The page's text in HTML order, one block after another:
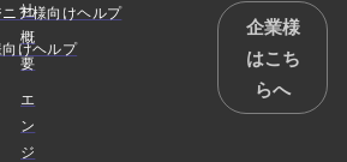
社
概
要
エ
ン
ジ
ニア様向けヘルプ
けヘルプ
企業様
はこち
らへ